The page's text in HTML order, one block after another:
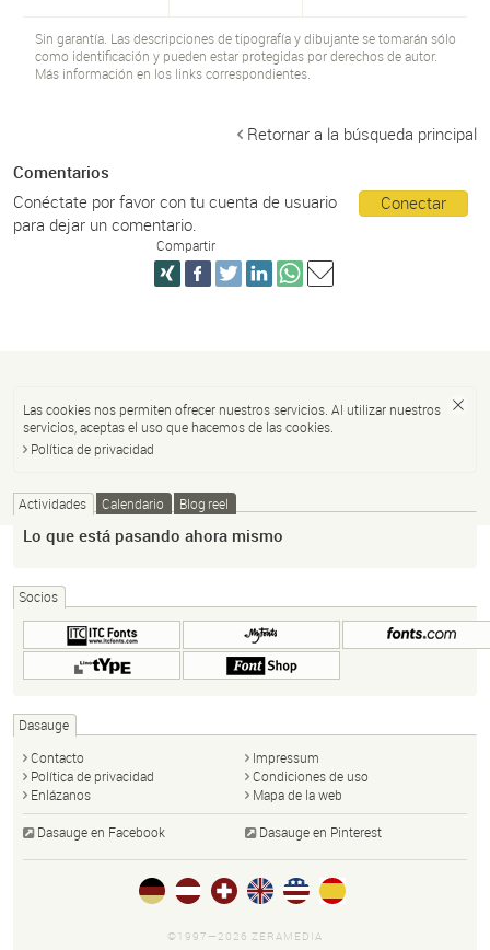
Sin garantía. Las descripciones de tipografía y dibujante se tomarán sólo
como identificación y pueden estar protegidas por derechos de autor.
Más información en los links correspondientes.
Retornar a la búsqueda principal
Comentarios
Conectar
Conéctate por favor con tu cuenta de usuario
para dejar un comentario.
Compartir
Las cookies nos permiten ofrecer nuestros servicios. Al utilizar nuestros
servicios, aceptas el uso que hacemos de las cookies.
Política de privacidad
Actividades Calendario Blog reel
Lo que está pasando ahora mismo
Socios
Dasauge
Contacto
Impressum
Política de privacidad
Condiciones de uso
Enlázanos
Mapa de la web
Dasauge en Facebook Dasauge en Pinterest
©1997—2026 ZERAMEDIA